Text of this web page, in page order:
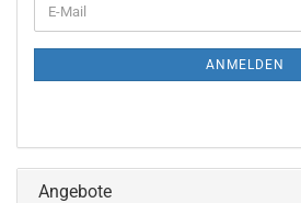
ZUR
E-
Mail
ANMELDEN
Angebote